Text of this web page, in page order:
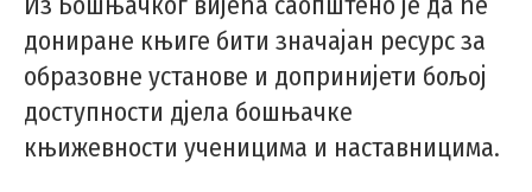
дониране књиге бити значајан ресурс за
образовне установе и допринијети бољој
доступности дјела бошњачке
књижевности ученицима и наставницима.